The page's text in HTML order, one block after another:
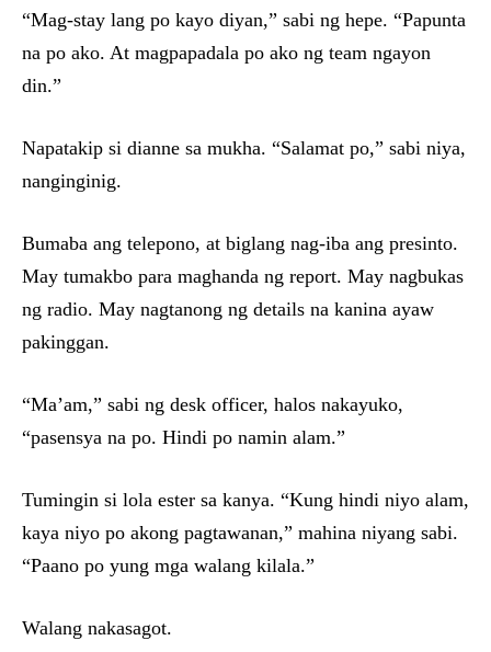
“Mag-stay lang po kayo diyan,” sabi ng hepe. “Papunta
na po ako. At magpapadala po ako ng team ngayon
din.”
Napatakip si dianne sa mukha. “Salamat po,” sabi niya,
nanginginig.
Bumaba ang telepono, at biglang nag-iba ang presinto.
May tumakbo para maghanda ng report. May nagbukas
ng radio. May nagtanong ng details na kanina ayaw
pakinggan.
“Ma’am,” sabi ng desk officer, halos nakayuko,
“pasensya na po. Hindi po namin alam.”
Tumingin si lola ester sa kanya. “Kung hindi niyo alam,
kaya niyo po akong pagtawanan,” mahina niyang sabi.
“Paano po yung mga walang kilala.”
Walang nakasagot.